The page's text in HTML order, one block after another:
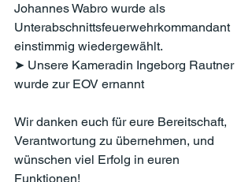
Johannes Wabro wurde als
Unterabschnittsfeuerwehrkommandant
einstimmig wiedergewählt.
➤ Unsere Kameradin Ingeborg Rautner
wurde zur EOV ernannt
Wir danken euch für eure Bereitschaft,
Verantwortung zu übernehmen, und
wünschen viel Erfolg in euren
Funktionen!